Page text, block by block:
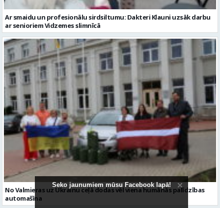
Ar smaidu un profesionālu sirdsiltumu: Dakteri Klauni uzsāk darbu
ar senioriem Vidzemes slimnīcā
No Valmieras uz Ukrainu ceļā dodas vēl viena humānās palīdzības
automašīna
Seko jaunumiem mūsu Facebook lapā!